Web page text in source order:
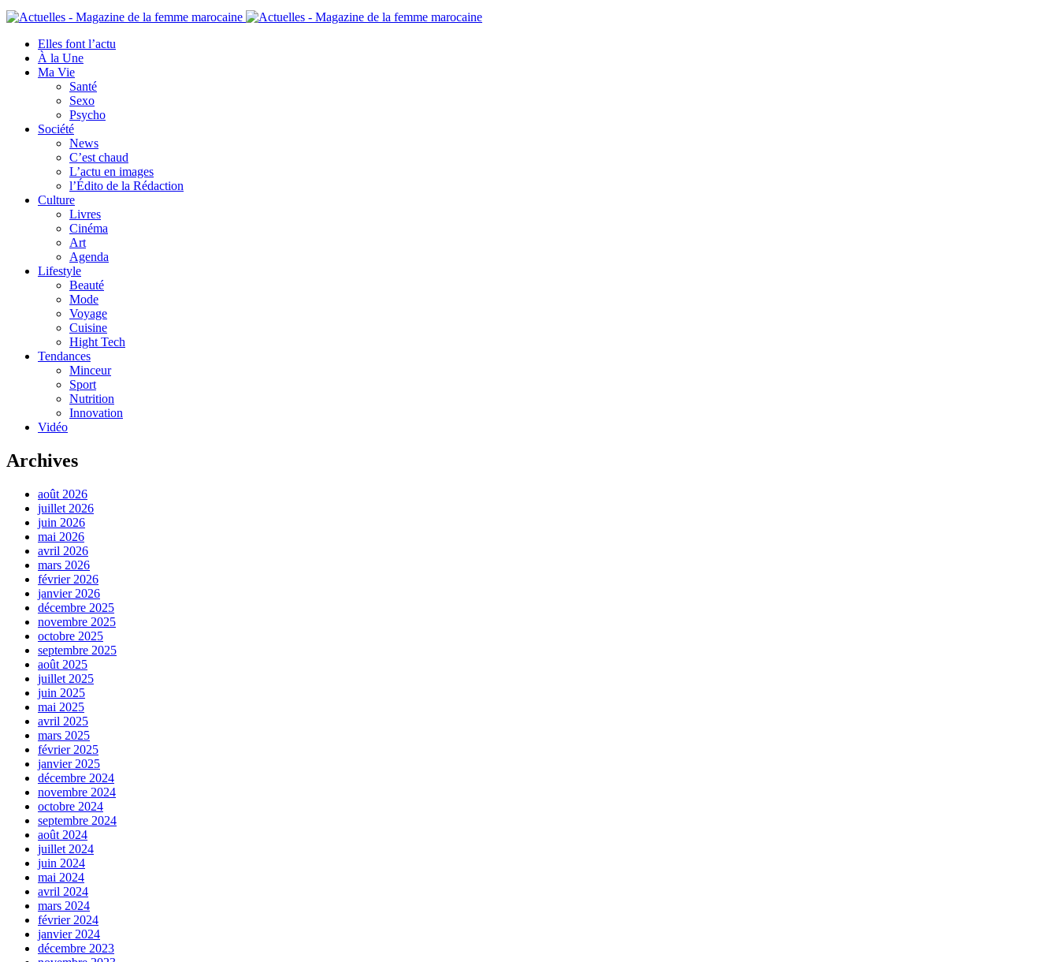
Elles font l’actu
À la Une
Ma Vie
Santé
Sexo
Psycho
Société
News
C’est chaud
L’actu en images
l’Édito de la Rédaction
Culture
Livres
Cinéma
Art
Agenda
Lifestyle
Beauté
Mode
Voyage
Cuisine
Hight Tech
Tendances
Minceur
Sport
Nutrition
Innovation
Vidéo
Archives
août 2026
juillet 2026
juin 2026
mai 2026
avril 2026
mars 2026
février 2026
janvier 2026
décembre 2025
novembre 2025
octobre 2025
septembre 2025
août 2025
juillet 2025
juin 2025
mai 2025
avril 2025
mars 2025
février 2025
janvier 2025
décembre 2024
novembre 2024
octobre 2024
septembre 2024
août 2024
juillet 2024
juin 2024
mai 2024
avril 2024
mars 2024
février 2024
janvier 2024
décembre 2023